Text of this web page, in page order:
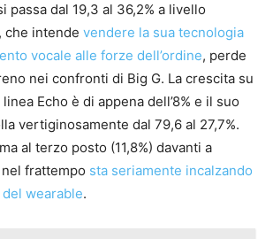
passa dal 19,3 al 36,2% a livello
che intende vendere la sua tecnologia
vocale alle forze dell’ordine, perde
nei confronti di Big G. La crescita su
Echo è di appena dell’8% e il suo
vertiginosamente dal 79,6 al 27,7%.
al terzo posto (11,8%) davanti a
frattempo sta seriamente incalzando
wearable.